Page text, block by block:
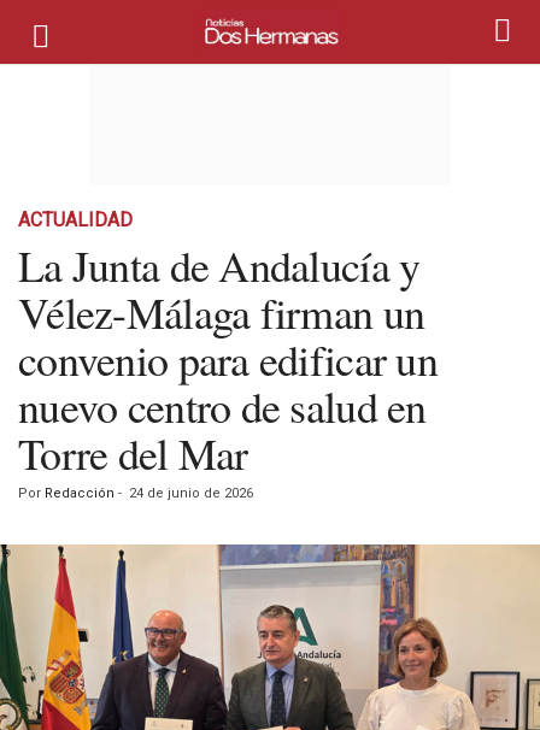
ACTUALIDAD
La Junta de Andalucía y
Vélez-Málaga firman un
convenio para edificar un
nuevo centro de salud en
Torre del Mar
Por Redacción - 24 de junio de 2026